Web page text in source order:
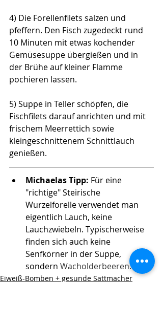
4) Die Forellenfilets salzen und
pfeffern. Den Fisch zugedeckt rund
10 Minuten mit etwas kochender
Gemüsesuppe übergießen und in
der Brühe auf kleiner Flamme
pochieren lassen.
5) Suppe in Teller schöpfen, die
Fischfilets darauf anrichten und mit
frischem Meerrettich sowie
kleingeschnittenem Schnittlauch
genießen.
Michaelas Tipp: Für eine
"richtige" Steirische
Wurzelforelle verwendet man
eigentlich Lauch, keine
Lauchzwiebeln. Typischerweise
finden sich auch keine
Senfkörner in der Suppe,
sondern Wacholderbeeren.
Eiweiß-Bomben + gesunde Sattmacher